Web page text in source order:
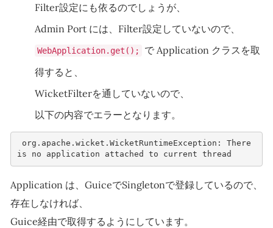
Filter設定にも依るのでしょうが、
Admin Port には、Filter設定していないので、
WebApplication.get();
で Application クラスを取
得すると、
WicketFilterを通していないので、
以下の内容でエラーとなります。
is no application attached to current thread
Application は、GuiceでSingletonで登録しているので、
存在しなければ、
Guice経由で取得するようにしています。